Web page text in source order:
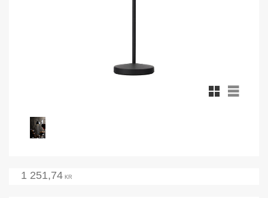
Rutnätsvy
Listvy
1 251,74 KR